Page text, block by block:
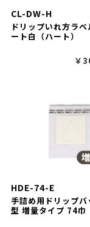
CL-DW-H
ドリップいれ方ラ
ート白（ハート）
￥
HDE-74-E
手詰め用ドリップバ
型 増量タイプ 74巾